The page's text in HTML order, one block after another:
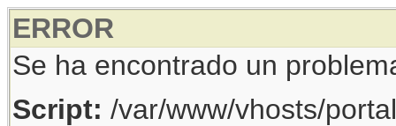
ERROR
Se ha encontrado un
Script: /var/www/vhosts/